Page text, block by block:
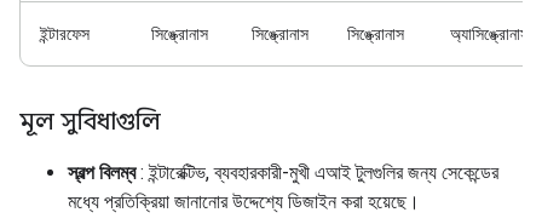
ইন্টারফেস সিঙ্ক্রোনাস সিঙ্ক্রোনাস সিঙ্ক্রোনাস অ্যাসিঙ্ক্রোনাস
মূল সুবিধাগুলি
স্বল্প বিলম্ব: ইন্টারেক্টিভ, ব্যবহারকারী-মুখী এআই টুলগুলির জন্য সেকেন্ডের
মধ্যে প্রতিক্রিয়া জানানোর উদ্দেশ্যে ডিজাইন করা হয়েছে।